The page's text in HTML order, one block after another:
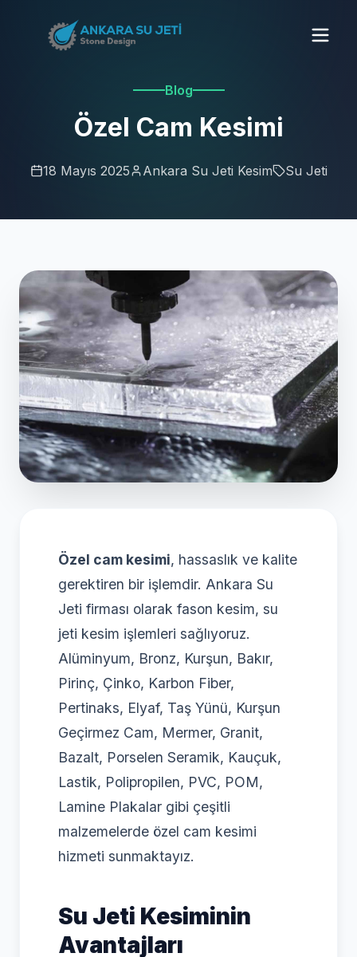
Blog
Özel Cam Kesimi
18 Mayıs 2025 Ankara Su Jeti Kesim Su Jeti
Özel cam kesimi, hassaslık ve kalite
gerektiren bir işlemdir. Ankara Su
Jeti firması olarak fason kesim, su
jeti kesim işlemleri sağlıyoruz.
Alüminyum, Bronz, Kurşun, Bakır,
Pirinç, Çinko, Karbon Fiber,
Pertinaks, Elyaf, Taş Yünü, Kurşun
Geçirmez Cam, Mermer, Granit,
Bazalt, Porselen Seramik, Kauçuk,
Lastik, Polipropilen, PVC, POM,
Lamine Plakalar gibi çeşitli
malzemelerde özel cam kesimi
hizmeti sunmaktayız.
Su Jeti Kesiminin
Avantajları